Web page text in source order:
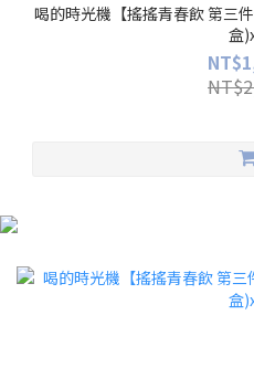
喝的時光機【搖搖青春飲 第三
盒